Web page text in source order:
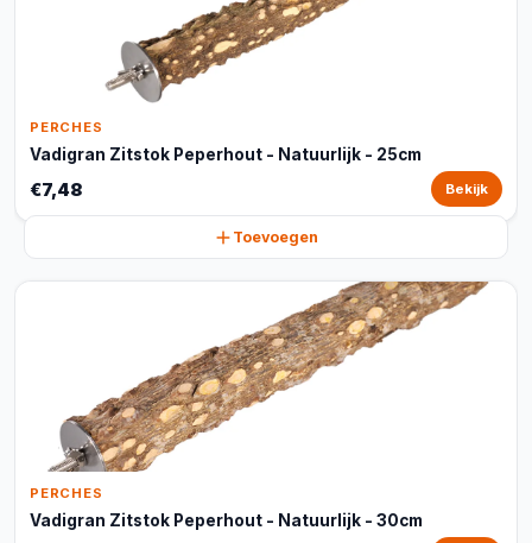
PERCHES
Vadigran Zitstok Peperhout - Natuurlijk - 25cm
€7,48 Bekijk
Toevoegen
PERCHES
Vadigran Zitstok Peperhout - Natuurlijk - 30cm